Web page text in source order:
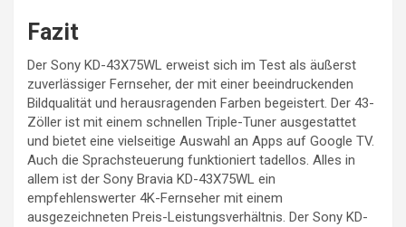
Fazit
Der Sony KD-43X75WL erweist sich im Test als äußerst
zuverlässiger Fernseher, der mit einer beeindruckenden
Bildqualität und herausragenden Farben begeistert. Der 43-
Zöller ist mit einem schnellen Triple-Tuner ausgestattet
und bietet eine vielseitige Auswahl an Apps auf Google TV.
Auch die Sprachsteuerung funktioniert tadellos. Alles in
allem ist der Sony Bravia KD-43X75WL ein
empfehlenswerter 4K-Fernseher mit einem
ausgezeichneten Preis-Leistungsverhältnis. Der Sony KD-